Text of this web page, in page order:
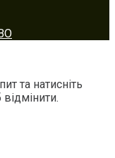
та натисніть